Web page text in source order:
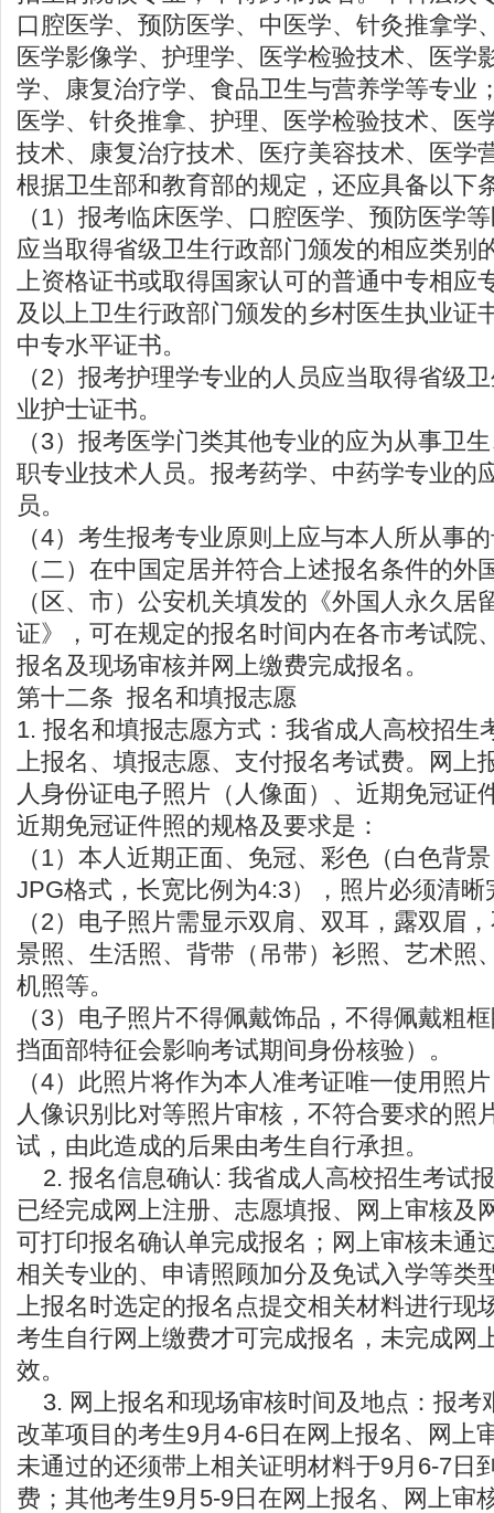
口腔医学、预防医学、中医学、针灸推拿学
医学影像学、护理学、医学检验技术、医学
学、康复治疗学、食品卫生与营养学等专业
医学、针灸推拿、护理、医学检验技术、医
技术、康复治疗技术、医疗美容技术、医学
根据卫生部和教育部的规定，还应具备以下
（1）报考临床医学、口腔医学、预防医学
应当取得省级卫生行政部门颁发的相应类别
上资格证书或取得国家认可的普通中专相应
及以上卫生行政部门颁发的乡村医生执业证
中专水平证书。
（2）报考护理学专业的人员应当取得省级
业护士证书。
（3）报考医学门类其他专业的应为从事卫
职专业技术人员。报考药学、中药学专业的
员。
（4）考生报考专业原则上应与本人所从事
（二）在中国定居并符合上述报名条件的外
（区、市）公安机关填发的《外国人永久居
证》，可在规定的报名时间内在各市考试院
报名及现场审核并网上缴费完成报名。
第十二条 报名和填报志愿
1. 报名和填报志愿方式：我省成人高校招生
上报名、填报志愿、支付报名考试费。网上
人身份证电子照片（人像面）、近期免冠证
近期免冠证件照的规格及要求是：
（1）本人近期正面、免冠、彩色（白色背
JPG格式，长宽比例为4:3），照片必须清晰
（2）电子照片需显示双肩、双耳，露双眉
景照、生活照、背带（吊带）衫照、艺术照
机照等。
（3）电子照片不得佩戴饰品，不得佩戴粗
挡面部特征会影响考试期间身份核验）。
（4）此照片将作为本人准考证唯一使用照
人像识别比对等照片审核，不符合要求的照
试，由此造成的后果由考生自行承担。
2. 报名信息确认: 我省成人高校招生考试
已经完成网上注册、志愿填报、网上审核及
可打印报名确认单完成报名；网上审核未通
相关专业的、申请照顾加分及免试入学等类
上报名时选定的报名点提交相关材料进行现
考生自行网上缴费才可完成报名，未完成网
效。
3. 网上报名和现场审核时间及地点：报考
改革项目的考生9月4-6日在网上报名、网上
未通过的还须带上相关证明材料于9月6-7日
费；其他考生9月5-9日在网上报名、网上审